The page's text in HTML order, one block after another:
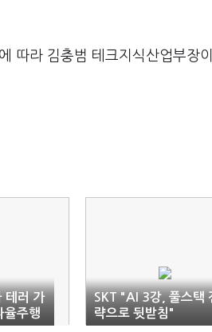
따라 김충범 테크지식산업부장
테러 가
율주행
용"
SKT "AI 3강, 풀스택
략으로 뒷받침"